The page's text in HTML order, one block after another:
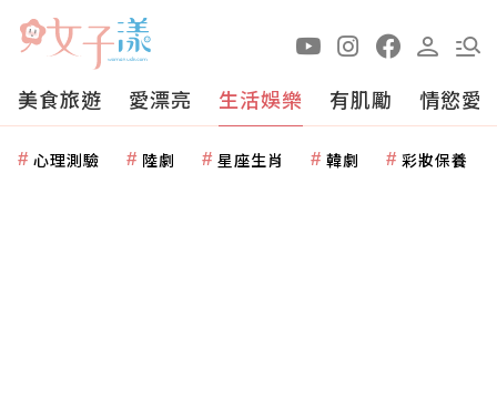
美食旅遊 愛漂亮 生活娛樂 有肌勵 情慾愛
心理測驗 陸劇 星座生肖 韓劇 彩妝保養